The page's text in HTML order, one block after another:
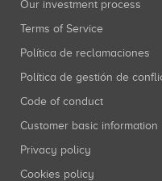
Our investment process
Terms of Service
Política de reclamaciones
Política de gestión de
Code of conduct
Customer basic information
Privacy policy
Cookies policy